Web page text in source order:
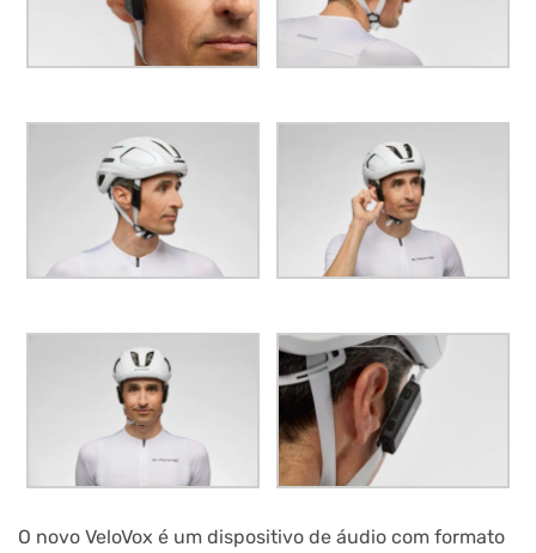
O novo VeloVox é um dispositivo de áudio com formato